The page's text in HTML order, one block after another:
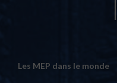
Les MEP dans le monde